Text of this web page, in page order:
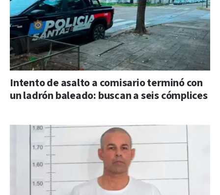
Intento de asalto a comisario terminó con
un ladrón baleado: buscan a seis cómplices